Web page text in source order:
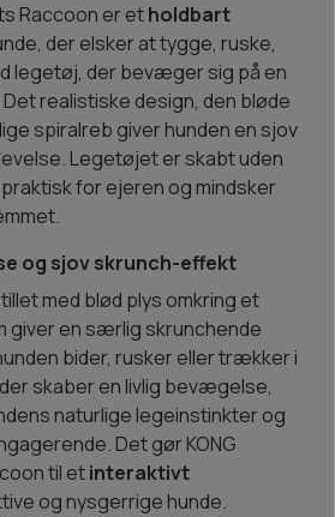
Raccoon er etholdbart
der elsker at tygge, ruske,
legetøj, der bevæger sig på en
realistiske design, den bløde
spiralreb giver hunden en sjov
Legetøjet er skabt uden
for ejeren og mindsker
og sjov skrunch-effekt
med blød plys omkring et
giver en særlig skrunchende
bider, rusker eller trækker i
skaber en livlig bevægelse,
naturlige legeinstinkter og
Det gør KONG
til etinteraktivt
og nysgerrige hunde.